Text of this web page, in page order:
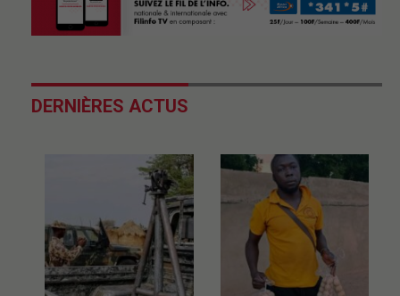
DERNIÈRES ACTUS